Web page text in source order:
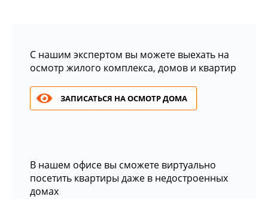
С нашим экспертом вы можете выехать на
осмотр жилого комплекса, домов и квартир
ЗАПИСАТЬСЯ НА ОСМОТР ДОМА
В нашем офисе вы сможете виртуально
посетить квартиры даже в недостроенных
домах